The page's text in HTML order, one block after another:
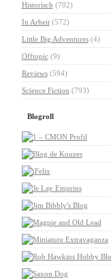
Historisch (702)
In Arbeit(572)
Little Big Adventures(4)
Offtopic(9)
Reviews(594)
Science Fiction (793)
Blogroll